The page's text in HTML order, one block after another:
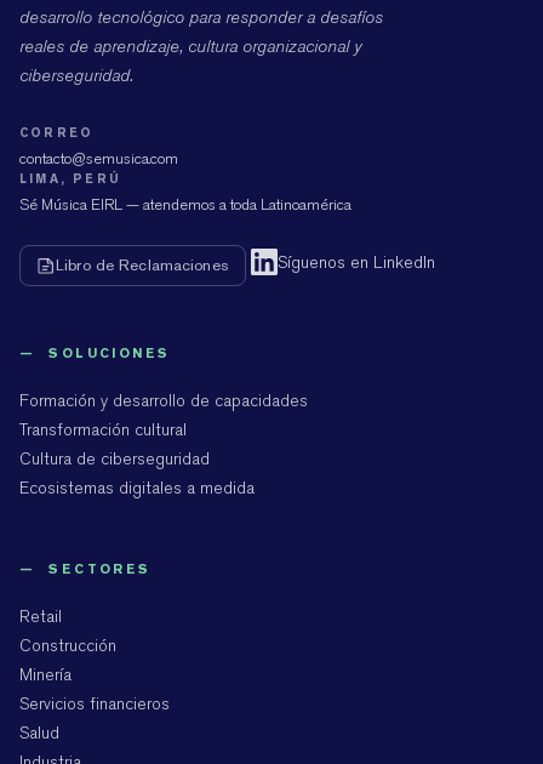
desarrollo tecnológico para responder a desafíos
reales de aprendizaje, cultura organizacional y
ciberseguridad.
CORREO
contacto@semusica.com
LIMA, PERÚ
Sé Música EIRL — atendemos a toda Latinoamérica
Libro de Reclamaciones Síguenos en LinkedIn
— SOLUCIONES
Formación y desarrollo de capacidades
Transformación cultural
Cultura de ciberseguridad
Ecosistemas digitales a medida
— SECTORES
Retail
Construcción
Minería
Servicios financieros
Salud